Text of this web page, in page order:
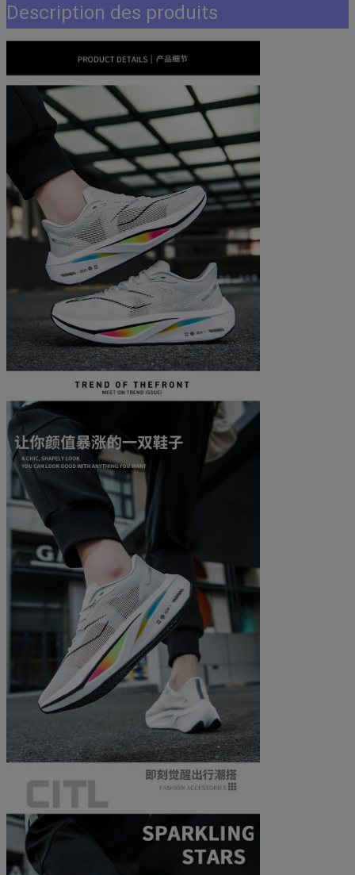
Description des produits